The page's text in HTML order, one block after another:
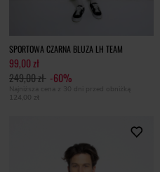
SPORTOWA CZARNA BLUZA LH TEAM
99,00 zł
249,00 zł -60%
Najniższa cena z 30 dni przed obniżką
124,00 zł